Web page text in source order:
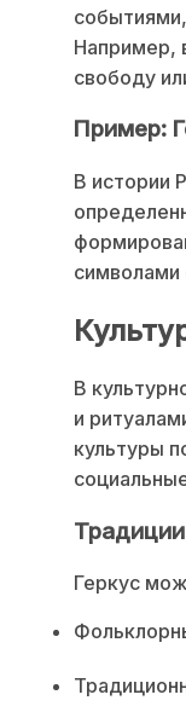
Например,
свободу
Пример:
В истории
символами
В
и
культуры
Геркус